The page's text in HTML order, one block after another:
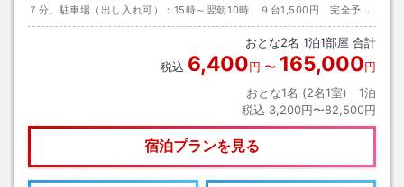
７分。駐車場（出し入れ可）：15時～翌朝10時 ９台1,500円 完全予約
制の為、お電話にてお問い合わせ下さい。満車時の対応：近隣コインパー
おとな2名 1泊1部屋 合計
税込 6,400円 〜 165,000円
おとな1名 (2名1室)｜ 1泊
税込 3,200円〜82,500円
宿泊プランを見る